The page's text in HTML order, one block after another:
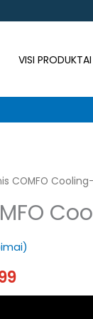
VISI PRODUKTAI
COMFO
Current
price
is:
€118,99.
€229,99.